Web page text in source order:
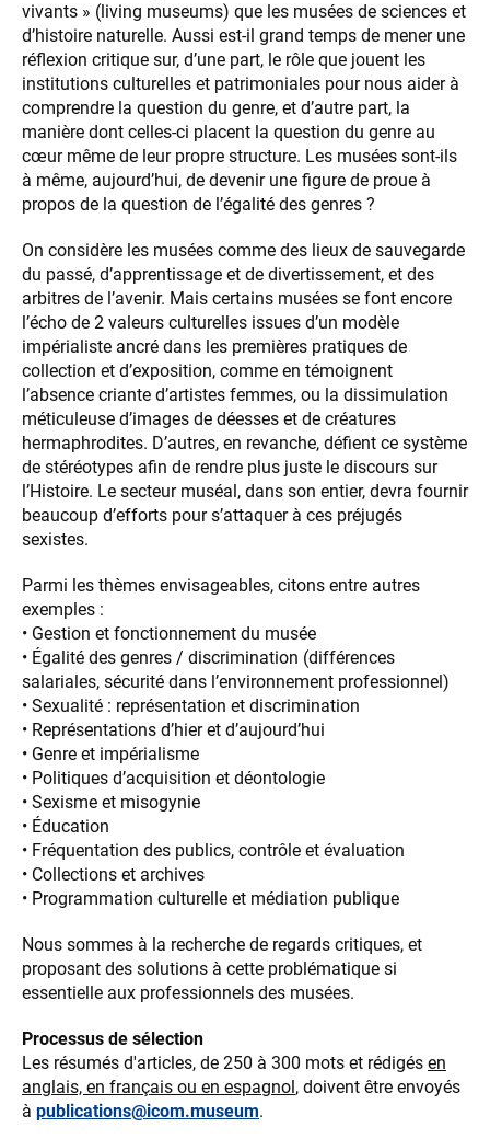
vivants » (living museums) que les musées de sciences et
d’histoire naturelle. Aussi est-il grand temps de mener une
réflexion critique sur, d’une part, le rôle que jouent les
institutions culturelles et patrimoniales pour nous aider à
comprendre la question du genre, et d’autre part, la
manière dont celles-ci placent la question du genre au
cœur même de leur propre structure. Les musées sont-ils
à même, aujourd’hui, de devenir une figure de proue à
propos de la question de l’égalité des genres ?
On considère les musées comme des lieux de sauvegarde
du passé, d’apprentissage et de divertissement, et des
arbitres de l’avenir. Mais certains musées se font encore
l’écho de 2 valeurs culturelles issues d’un modèle
impérialiste ancré dans les premières pratiques de
collection et d’exposition, comme en témoignent
l’absence criante d’artistes femmes, ou la dissimulation
méticuleuse d’images de déesses et de créatures
hermaphrodites. D’autres, en revanche, défient ce système
de stéréotypes afin de rendre plus juste le discours sur
l’Histoire. Le secteur muséal, dans son entier, devra fournir
beaucoup d’efforts pour s’attaquer à ces préjugés
sexistes.
Parmi les thèmes envisageables, citons entre autres
exemples :
• Gestion et fonctionnement du musée
• Égalité des genres / discrimination (différences
salariales, sécurité dans l’environnement professionnel)
• Sexualité : représentation et discrimination
• Représentations d’hier et d’aujourd’hui
• Genre et impérialisme
• Politiques d’acquisition et déontologie
• Sexisme et misogynie
• Éducation
• Fréquentation des publics, contrôle et évaluation
• Collections et archives
• Programmation culturelle et médiation publique
Nous sommes à la recherche de regards critiques, et
proposant des solutions à cette problématique si
essentielle aux professionnels des musées.
Processus de sélection
Les résumés d'articles, de 250 à 300 mots et rédigés en
anglais, en français ou en espagnol, doivent être envoyés
à publications@icom.museum.